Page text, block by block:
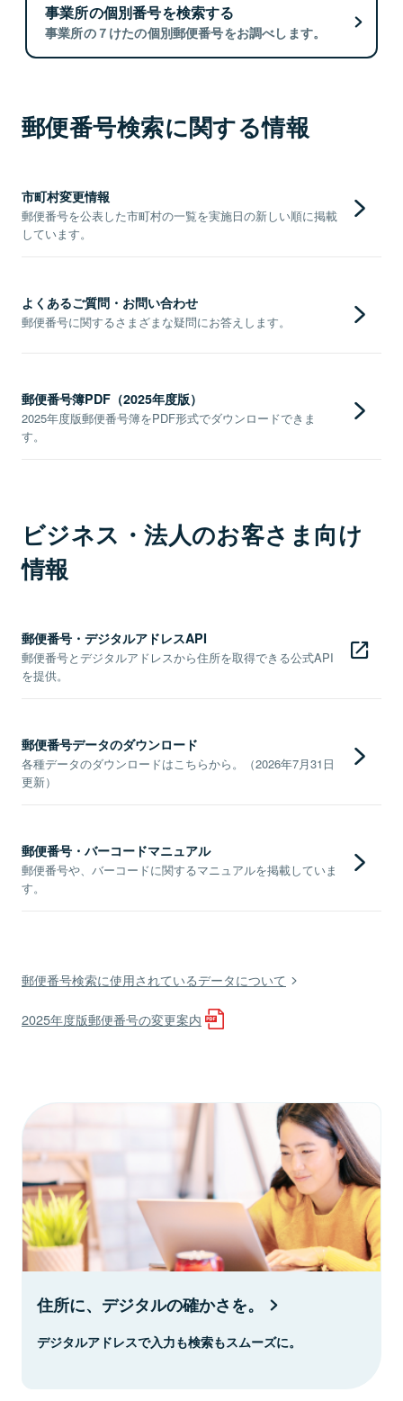
事業所の個別番号を検索する
事業所の７けたの個別郵便番号をお調べします。
郵便番号検索に関する情報
市町村変更情報
郵便番号を公表した市町村の一覧を実施日の新しい順に掲載
しています。
よくあるご質問・お問い合わせ
郵便番号に関するさまざまな疑問にお答えします。
郵便番号簿PDF（2025年度版）
2025年度版郵便番号簿をPDF形式でダウンロードできま
す。
ビジネス・法人のお客さま向け
情報
郵便番号・デジタルアドレスAPI
郵便番号とデジタルアドレスから住所を取得できる公式API
を提供。
郵便番号データのダウンロード
各種データのダウンロードはこちらから。（2026年7月31日
更新）
郵便番号・バーコードマニュアル
郵便番号や、バーコードに関するマニュアルを掲載していま
す。
郵便番号検索に使用されているデータについて
2025年度版郵便番号の変更案内
住所に、デジタルの確かさを。
デジタルアドレスで入力も検索もスムーズに。